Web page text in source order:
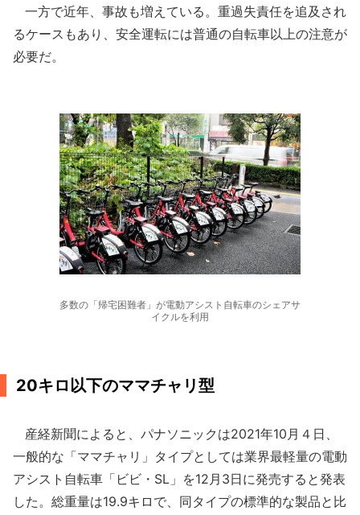
一方で近年、事故も増えている。重過失責任を追及され
るケースもあり、安全運転には普通の自転車以上の注意が
必要だ。
多数の「帰宅困難者」が電動アシスト自転車のシェアサ
イクルを利用
20キロ以下のママチャリ型
産経新聞によると、パナソニックは2021年10月４日、
一般的な「ママチャリ」タイプとしては業界最軽量の電動
アシスト自転車「ビビ・SL」を12月3日に発売すると発表
した。総重量は19.9キロで、同タイプの標準的な製品と比